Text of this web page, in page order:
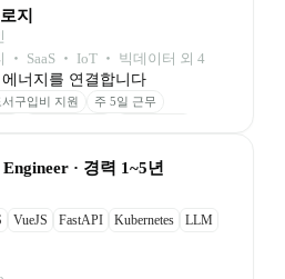
지
‧ SaaS ‧ IoT ‧ 빅데이터 외 4
너지를 연결합니다
서구입비 지원
주 5일 근무
· 경력 1~5년
VueJS FastAPI Kubernetes LLM